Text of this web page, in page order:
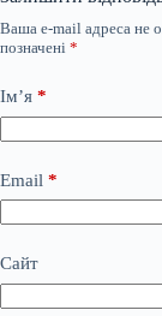
Ваша e-mail адреса не
позначені *
Ім’я *
Email *
Сайт